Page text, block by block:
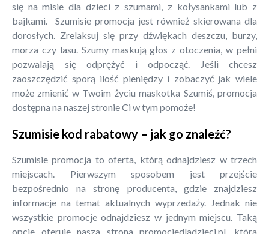
się na misie dla dzieci z szumami, z kołysankami lub z
bajkami. Szumisie promocja jest również skierowana dla
dorosłych. Zrelaksuj się przy dźwiękach deszczu, burzy,
morza czy lasu. Szumy maskują głos z otoczenia, w pełni
pozwalają się odprężyć i odpocząć. Jeśli chcesz
zaoszczędzić sporą ilość pieniędzy i zobaczyć jak wiele
może zmienić w Twoim życiu maskotka Szumiś, promocja
dostępna na naszej stronie Ci w tym pomoże!
Szumisie kod rabatowy – jak go znaleźć?
Szumisie promocja to oferta, którą odnajdziesz w trzech
miejscach. Pierwszym sposobem jest przejście
bezpośrednio na stronę producenta, gdzie znajdziesz
informacje na temat aktualnych wyprzedaży. Jednak nie
wszystkie promocje odnajdziesz w jednym miejscu. Taką
opcje oferuje nasza strona promocjedladzieci.pl, która